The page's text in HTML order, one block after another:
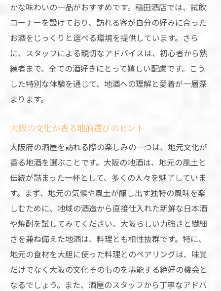
かな味わいの一品がおすすめです。稲田酒店では、試飲
コーナーを設けており、訪れる客が自分の好みに合った
お酒をじっくりと選べる環境を提供しています。さら
に、スタッフによる親切なアドバイスは、初心者から熟
練者まで、全ての酒好きにとって嬉しい配慮です。こう
した特別な体験を通じて、地酒への理解と愛着が一層深
まります。
大阪の文化が香る地酒選びのヒント
大阪府の酒屋を訪れる際の楽しみの一つは、地元文化が
香る地酒を選ぶことです。大阪の地酒は、地元の風土と
伝統が詰まった一杯として、多くの人々を魅了していま
す。まず、地元の気候や風土が醸し出す独特の風味を楽
しむために、地域の酒造から直接仕入れた新鮮な日本酒
や焼酎を試してみてください。大阪らしい力強さと繊細
さを兼ね備えた地酒は、料理とも相性抜群です。特に、
地元の食材を大胆に使った料理とのペアリングは、味覚
だけでなく大阪の文化そのものを堪能する絶好の機会と
なるでしょう。また、酒屋のスタッフから丁寧なアドバ